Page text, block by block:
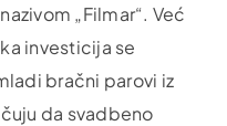
„Filmar“. Već
investicija se
bračni parovi iz
da svadbeno